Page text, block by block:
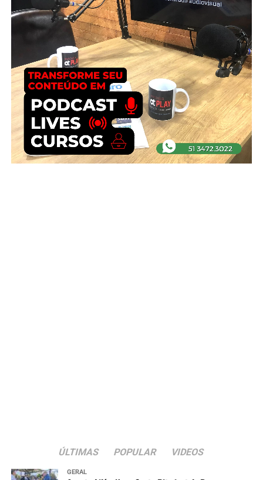
ÚLTIMAS POPULAR VIDEOS
GERAL